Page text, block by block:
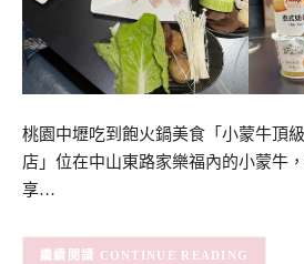
桃園中壢吃到飽火鍋美食「小蒙牛頂
店」位在中山東路家樂福內的小蒙牛
享…
CONTINUE READING